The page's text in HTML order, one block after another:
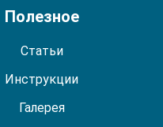
Полезное
Статьи
Инструкции
Галерея